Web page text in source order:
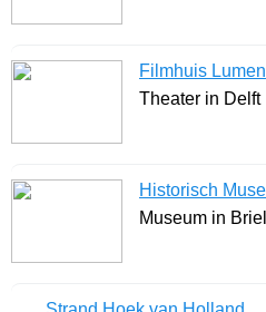
Filmhuis Lumen
Theater in Delft
Historisch
Museum in